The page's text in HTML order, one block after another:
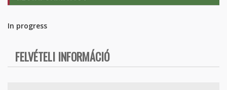
In progress
FELVÉTELI INFORMÁCIÓ